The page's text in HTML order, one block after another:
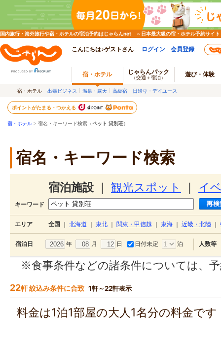
国内旅行・海外旅行や宿・ホテルの宿泊予約はじゃらんnet ～日本最大級の宿・ホテル予約サイト
こんにちは♪ゲストさん ログイン 会員登録
宿・ホテル じゃらんパック
（交通＋宿泊） 遊び・体験
宿・ホテル 出張ビジネス 温泉・露天 高級宿 日帰り・デイユース
ポイントがたまる・つかえる
宿・ホテル > 宿名・キーワード検索（ペット 貸別荘）
宿名・キーワード検索
宿泊施設 観光スポット イ
キーワード
エリア 全国 北海道 東北 関東・甲信越 東海 近畿・北陸
宿泊日 年 月 日 日付未定 泊 人数等
※食事条件などの諸条件については、
22軒 絞込み条件に合致 1軒～22軒表示
料金は1泊1部屋の大人1名分の料金で